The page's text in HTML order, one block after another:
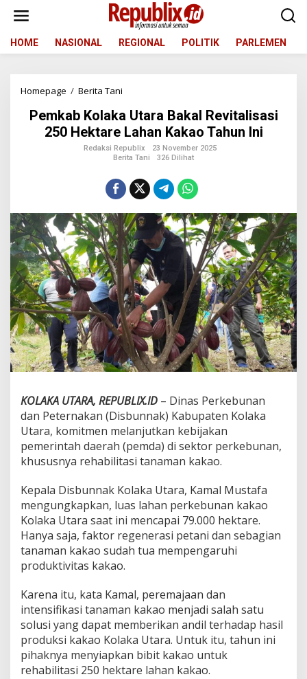
t
HOME NASIONAL REGIONAL POLITIK PARLEMEN
Homepage / Berita Tani
m
k
a
b
k
a
U
t
a
r
a
B
a
k
a
l
R
e
i
t
a
l
i
s
s
2
5
0
H
k
a
r
e
L
a
h
a
Pemkab Kolaka Utara Bakal Revitalisasi
250 Hektare Lahan Kakao Tahun Ini
Redaksi Republix
23 November 2025
Berita Tani
326 Dilihat
KOLAKA UTARA, REPUBLIX.ID – Dinas Perkebunan
dan Peternakan (Disbunnak) Kabupaten Kolaka
Utara, komitmen melanjutkan kebijakan
pemerintah daerah (pemda) di sektor perkebunan,
khususnya rehabilitasi tanaman kakao.
Kepala Disbunnak Kolaka Utara, Kamal Mustafa
mengungkapkan, luas lahan perkebunan kakao
Kolaka Utara saat ini mencapai 79.000 hektare.
Hanya saja, faktor regenerasi petani dan sebagian
tanaman kakao sudah tua mempengaruhi
produktivitas kakao.
Karena itu, kata Kamal, peremajaan dan
intensifikasi tanaman kakao menjadi salah satu
solusi yang dapat memberikan andil terhadap hasil
produksi kakao Kolaka Utara. Untuk itu, tahun ini
pihaknya menyiapkan bibit kakao untuk
rehabilitasi 250 hektare lahan kakao.